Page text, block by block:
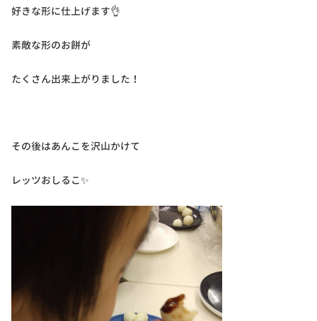
好きな形に仕上げます👌
素敵な形のお餅が
たくさん出来上がりました！
その後はあんこを沢山かけて
レッツおしるこ✨